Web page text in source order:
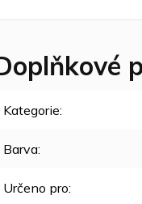
Kategorie:
Barva:
Určeno pro: